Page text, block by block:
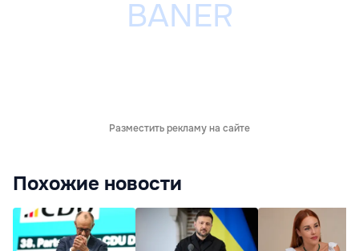
Разместить рекламу на сайте
Похожие новости